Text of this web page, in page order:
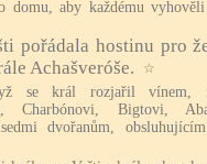
domu, aby každému
pořádala hostinu pro
Achašveróše.
☆
se král rozjařil vínem,
Charbónovi, Bigtovi,
dvořanům,